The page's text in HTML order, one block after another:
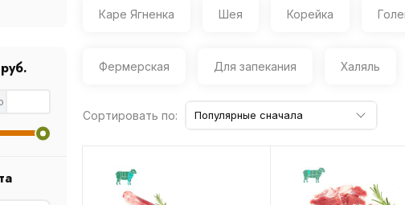
Каре Ягненка Шея Корейка
Фермерская Для запекания Халяль
Сортировать по: Популярные сначала